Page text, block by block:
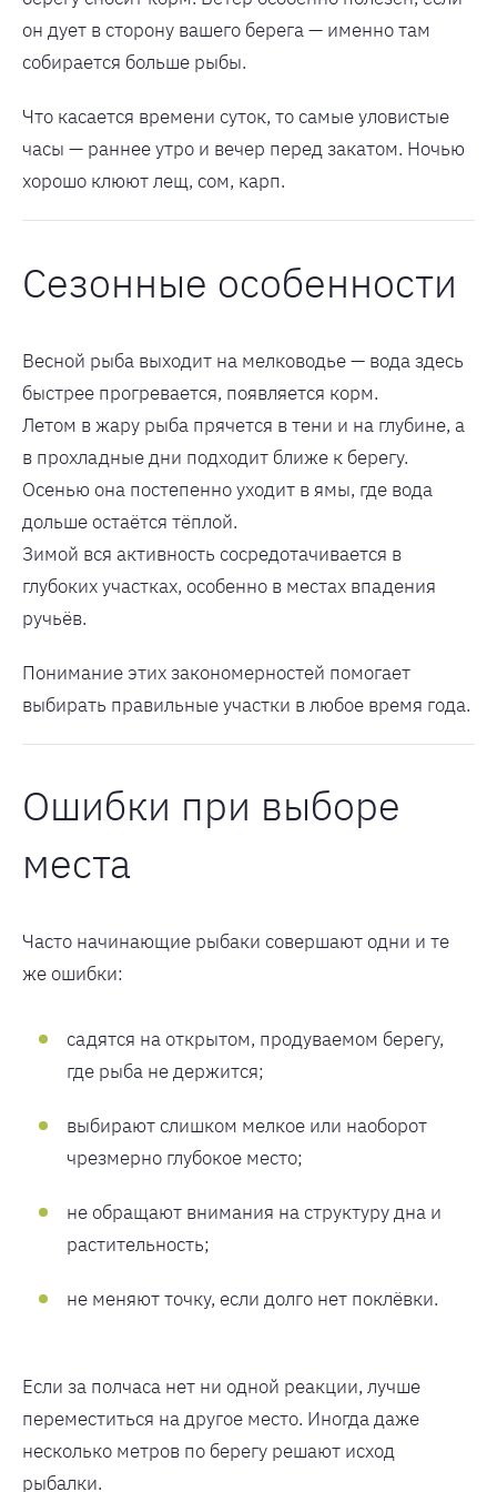
он дует в сторону вашего берега — именно там
собирается больше рыбы.
Что касается времени суток, то самые уловистые
часы — раннее утро и вечер перед закатом. Ночью
хорошо клюют лещ, сом, карп.
Сезонные особенности
Весной рыба выходит на мелководье — вода здесь
быстрее прогревается, появляется корм.
Летом в жару рыба прячется в тени и на глубине, а
в прохладные дни подходит ближе к берегу.
Осенью она постепенно уходит в ямы, где вода
дольше остаётся тёплой.
Зимой вся активность сосредотачивается в
глубоких участках, особенно в местах впадения
ручьёв.
Понимание этих закономерностей помогает
выбирать правильные участки в любое время года.
Ошибки при выборе
места
Часто начинающие рыбаки совершают одни и те
же ошибки:
садятся на открытом, продуваемом берегу,
где рыба не держится;
выбирают слишком мелкое или наоборот
чрезмерно глубокое место;
не обращают внимания на структуру дна и
растительность;
не меняют точку, если долго нет поклёвки.
Если за полчаса нет ни одной реакции, лучше
переместиться на другое место. Иногда даже
несколько метров по берегу решают исход
рыбалки.